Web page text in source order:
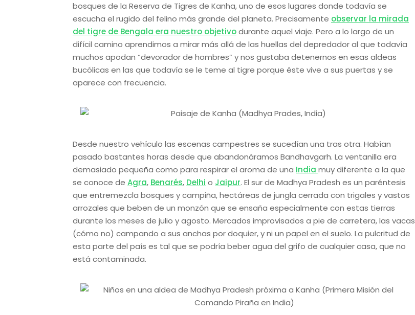
bosques de la Reserva de Tigres de Kanha, uno de esos lugares donde todavía se
escucha el rugido del felino más grande del planeta. Precisamente observar la mirada
del tigre de Bengala era nuestro objetivodurante aquel viaje. Pero a lo largo de un
difícil camino aprendimos a mirar más allá de las huellas del depredador al que todavía
muchos apodan “devorador de hombres” y nos gustaba detenernos en esas aldeas
bucólicas en las que todavía se le teme al tigre porque éste vive a sus puertas y se
aparece con frecuencia.
Desde nuestro vehículo las escenas campestres se sucedían una tras otra. Habían
pasado bastantes horas desde que abandonáramos Bandhavgarh. La ventanilla era
demasiado pequeña como para respirar el aroma de una India muy diferente a la que
se conoce de Agra, Benarés, Delhi o Jaipur. El sur de Madhya Pradesh es un paréntesis
que entremezcla bosques y campiña, hectáreas de jungla cerrada con trigales y vastos
arrozales que beben de un monzón que se ensaña especialmente con estas tierras
durante los meses de julio y agosto. Mercados improvisados a pie de carretera, las vacas
(cómo no) campando a sus anchas por doquier, y ni un papel en el suelo. La pulcritud de
esta parte del país es tal que se podría beber agua del grifo de cualquier casa, que no
está contaminada.